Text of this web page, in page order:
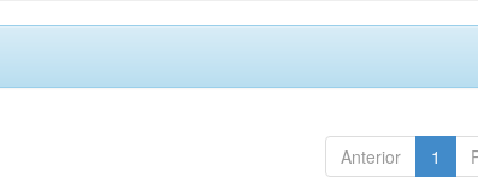
Anterior 1